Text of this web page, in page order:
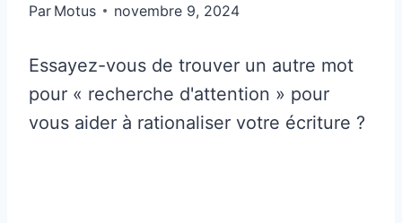
Par Motus novembre 9, 2024
Essayez-vous de trouver un autre mot
pour « recherche d'attention » pour
vous aider à rationaliser votre écriture ?